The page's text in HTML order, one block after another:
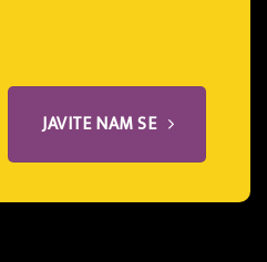
JAVITE NAM SE